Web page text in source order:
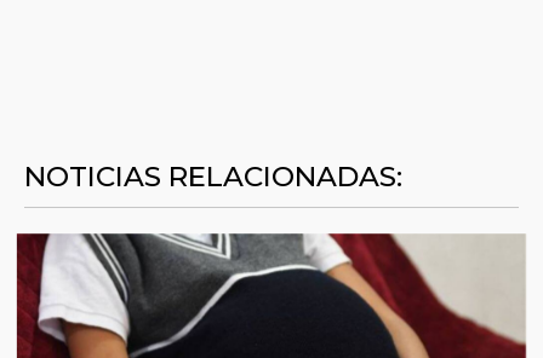
NOTICIAS RELACIONADAS: